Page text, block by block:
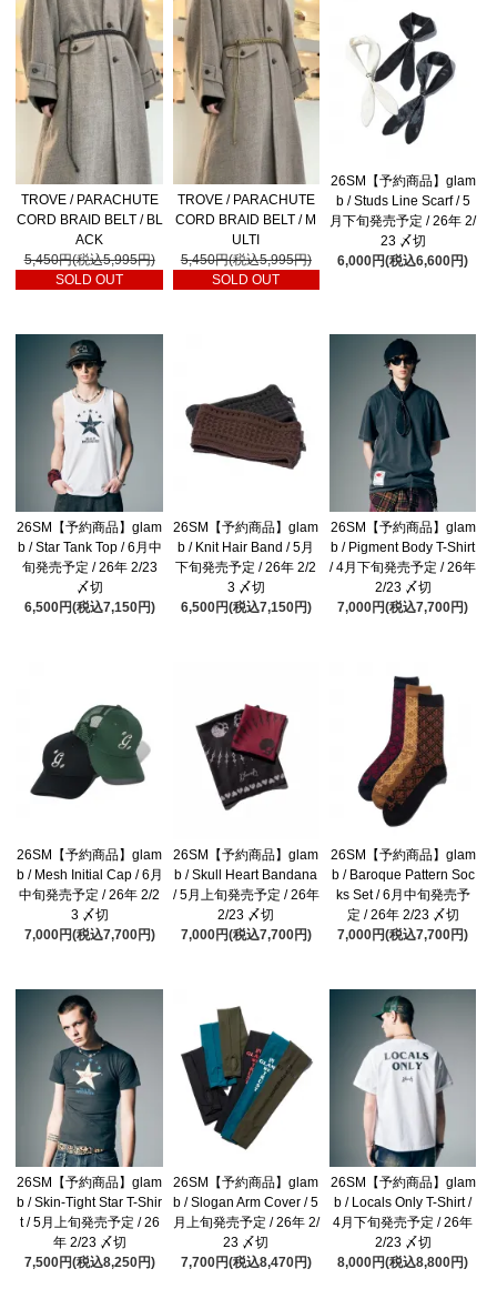
TROVE / PARACHUTE
CORD BRAID BELT / BL
ACK
5,450円(税込5,995円)
SOLD OUT
TROVE / PARACHUTE
CORD BRAID BELT / M
ULTI
5,450円(税込5,995円)
SOLD OUT
26SM【予約商品】glam
b / Studs Line Scarf / 5
月下旬発売予定 / 26年 2/
23 〆切
6,000円(税込6,600円)
26SM【予約商品】glam
b / Star Tank Top / 6月中
旬発売予定 / 26年 2/23
〆切
6,500円(税込7,150円)
26SM【予約商品】glam
b / Knit Hair Band / 5月
下旬発売予定 / 26年 2/2
3 〆切
6,500円(税込7,150円)
26SM【予約商品】glam
b / Pigment Body T-Shirt
/ 4月下旬発売予定 / 26年
2/23 〆切
7,000円(税込7,700円)
26SM【予約商品】glam
b / Mesh Initial Cap / 6月
中旬発売予定 / 26年 2/2
3 〆切
7,000円(税込7,700円)
26SM【予約商品】glam
b / Skull Heart Bandana
/ 5月上旬発売予定 / 26年
2/23 〆切
7,000円(税込7,700円)
26SM【予約商品】glam
b / Baroque Pattern Soc
ks Set / 6月中旬発売予
定 / 26年 2/23 〆切
7,000円(税込7,700円)
26SM【予約商品】glam
b / Skin-Tight Star T-Shir
t / 5月上旬発売予定 / 26
年 2/23 〆切
7,500円(税込8,250円)
26SM【予約商品】glam
b / Slogan Arm Cover / 5
月上旬発売予定 / 26年 2/
23 〆切
7,700円(税込8,470円)
26SM【予約商品】glam
b / Locals Only T-Shirt /
4月下旬発売予定 / 26年
2/23 〆切
8,000円(税込8,800円)